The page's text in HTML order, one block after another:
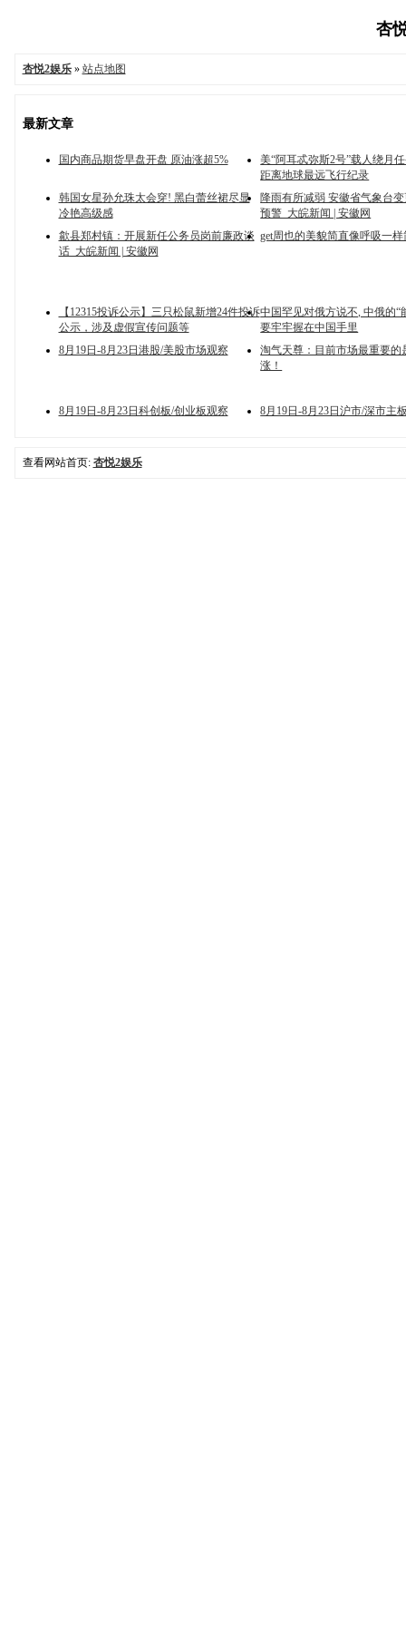
杏
杏悦2娱乐» 站点地图
最新文章
国内商品期货早盘开盘 原油涨超5%
美“阿耳忒弥斯2号”载人绕月
距离地球最远飞行纪录
韩国女星孙允珠太会穿! 黑白蕾丝裙尽显
冷艳高级感
降雨有所减弱 安徽省气象台
预警_大皖新闻 | 安徽网
歙县郑村镇：开展新任公务员岗前廉政谈
话_大皖新闻 | 安徽网
get周也的美貌简直像呼吸一样
【12315投诉公示】三只松鼠新增24件投诉
公示，涉及虚假宣传问题等
中国罕见对俄方说不, 中俄的“
要牢牢握在中国手里
8月19日-8月23日港股/美股市场观察
淘气天尊：目前市场最重要的
涨！
8月19日-8月23日科创板/创业板观察 8月19日-8月23日沪市/深市主
查看网站首页: 杏悦2娱乐